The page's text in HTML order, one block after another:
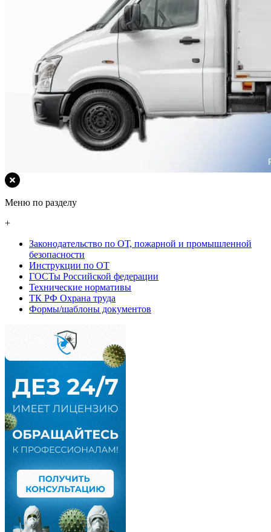
Меню по разделу
+
Законодательство по ОТ, пожарной и промышленной
безопасности
Инструкции по ОТ
ГОСТы Российской федерации
Технические нормативы
ТК РФ Охрана труда
Формы/шаблоны документов